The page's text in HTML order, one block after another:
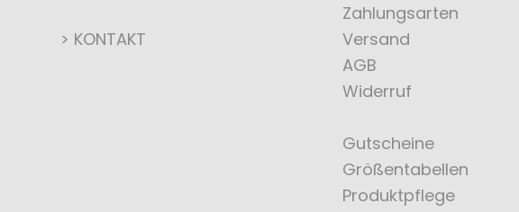
> KONTAKT
Zahlungsarten
Versand
AGB
Widerruf
Gutscheine
Größentabellen
Produktpflege